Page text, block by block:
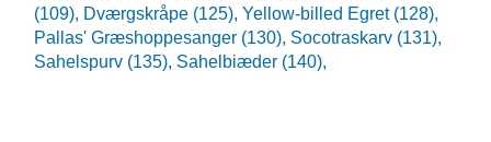
(109), Dværgskråpe (125), Yellow-billed Egret (128),
Pallas' Græshoppesanger (130), Socotraskarv (131),
Sahelspurv (135), Sahelbiæder (140),